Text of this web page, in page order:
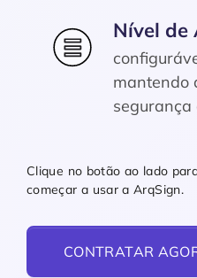
Nível de
mantendo
segurança
Clique no botão ao lado
começar a usar a ArqSign.
CONTRATAR